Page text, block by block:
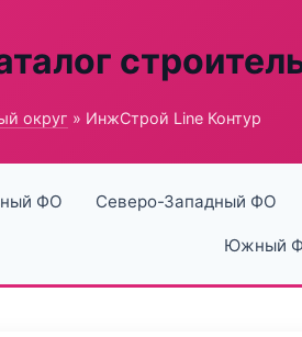
округ » ИнжСтрой Line Контур
ФО Северо-Западный ФО
Южный